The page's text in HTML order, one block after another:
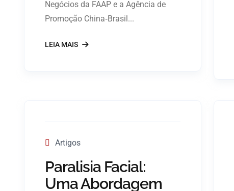
Negócios da FAAP e a Agência de
Promoção China‑Brasil...
LEIA MAIS
Artigos
Paralisia Facial:
Uma Abordagem